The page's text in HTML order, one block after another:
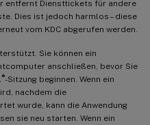
entfernt Diensttickets für andere
Dies ist jedoch harmlos – diese
vom KDC abgerufen werden.
Sie können ein
anschließen, bevor Sie
®-Sitzung beginnen. Wenn ein
nachdem die
wurde, kann die Anwendung
sie neu starten. Wenn ein